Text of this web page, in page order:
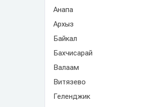
Анапа
Архыз
Байкал
Бахчисарай
Валаам
Витязево
Геленджик